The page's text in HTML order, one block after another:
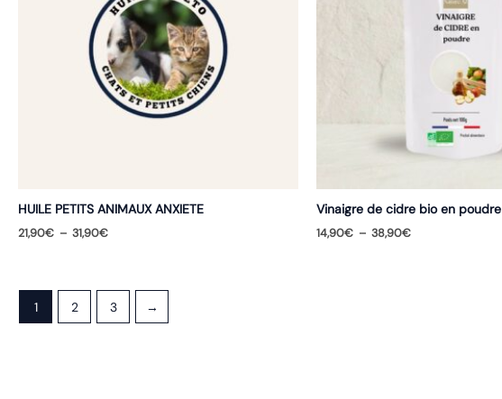
HUILE PETITS ANIMAUX ANXIETE
21,90€ – 31,90€Plage
à
31,90€
Vinaigre de cidre bio en poudre
14,90€ – 38,90€Plage
1 2 3 →